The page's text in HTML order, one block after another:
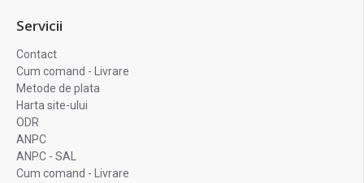
Servicii
Contact
Cum comand - Livrare
Metode de plata
Harta site-ului
ODR
ANPC
ANPC - SAL
Cum comand - Livrare